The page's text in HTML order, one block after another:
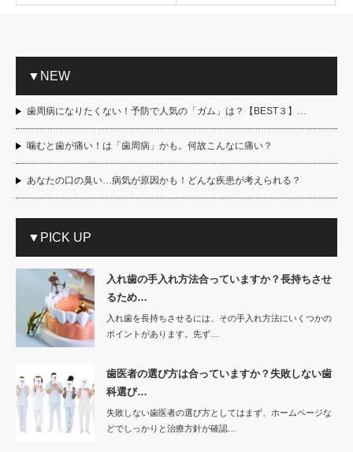
▼NEW
歯周病になりたくない！予防で人気の「ガム」は？【BEST３】…
噛むと歯が痛い！は「歯周病」かも。何故こんなに痛い？
あなたの口の臭い…病気が原因かも！どんな疾患が考えられる？
▼PICK UP
入れ歯の手入れ方法合っていますか？長持ちさせ
るため…
入れ歯を長持ちさせるには、その手入れ方法にいくつかの
ポイントがあります。先ず…
歯医者の選び方は合っていますか？失敗しない歯
科選び…
失敗しない歯医者の選び方としてはまず、ホームページな
どでしっかりと治療方針が確認…